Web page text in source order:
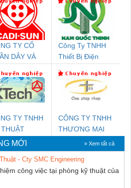
TY CỔ
DÂY VÀ
ĐÌNH
Công Ty TNHH
Thiết Bị Điện
TY TNHH
THUẬT
VIỆT
CÔNG TY TNHH
THƯƠNG MẠI
THIÊN ÂN VIỆT
NAM
MỚI » Xem tất cả
- Cty SMC Engineering
công việc tại phòng kỹ thuật của